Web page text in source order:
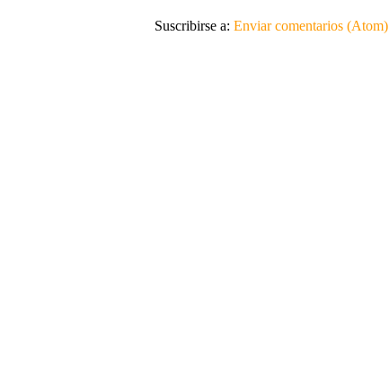
Suscribirse a: Enviar comentarios (Atom)